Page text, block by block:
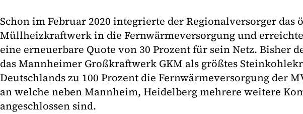
Schon im Februar 2020 integrierte der Regionalversorger das
Müllheizkraftwerk in die Fernwärmeversorgung und
eine erneuerbare Quote von 30 Prozent für sein Netz. Bisher
das Mannheimer Großkraftwerk GKM als größtes
Deutschlands zu 100 Prozent die Fernwärmeversorgung der
an welche neben Mannheim, Heidelberg mehrere weitere
angeschlossen sind.